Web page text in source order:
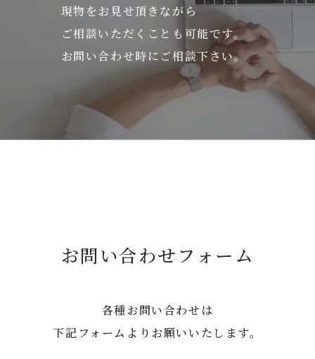
現物をお見せ頂きながら
ご相談いただくことも可能です。
お問い合わせ時にご相談下さい。
お問い合わせフォーム
各種お問い合わせは
下記フォームよりお願いいたします。